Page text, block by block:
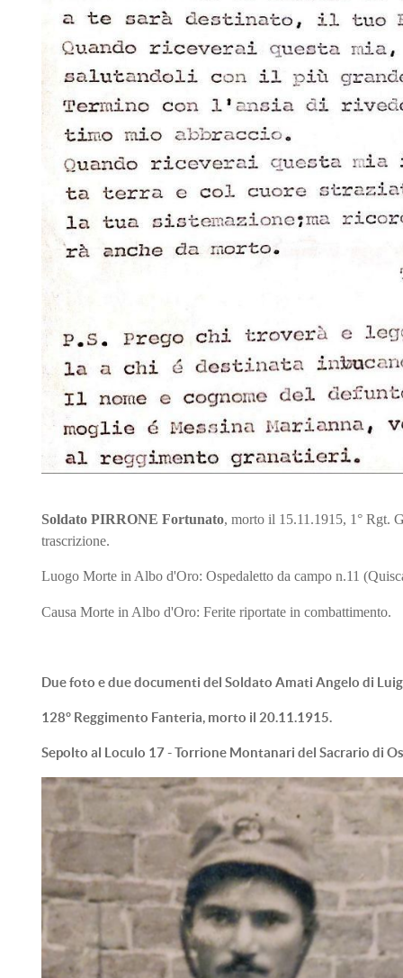
Soldato PIRRONE Fortunato, morto il 15.11.1915, 1° Rgt.
trascrizione.
Luogo Morte in Albo d'Oro: Ospedaletto da campo n.11
Causa Morte in Albo d'Oro: Ferite riportate in combattimento.
Due foto e due documenti del Soldato Amati Angelo di
128° Reggimento Fanteria, morto il 20.11.1915.
Sepolto al Loculo 17 - Torrione Montanari del Sacrario di